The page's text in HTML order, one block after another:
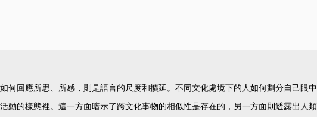
何回應所思、所感，則是語言的尺度和擴延。不同文化處境下的人如何劃分自己眼
動的樣態裡。這一方面暗示了跨文化事物的相似性是存在的，另一方面則透露出